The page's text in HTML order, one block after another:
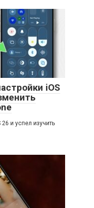
iOS
и успел изучить